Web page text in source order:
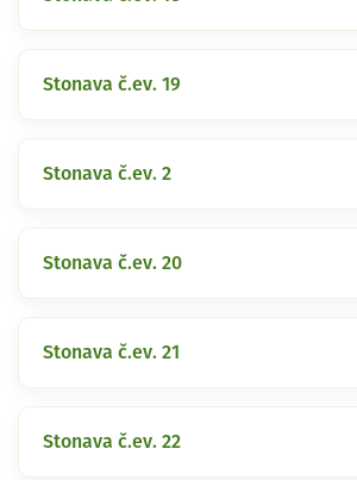
Stonava č.ev. 19
Stonava č.ev. 2
Stonava č.ev. 20
Stonava č.ev. 21
Stonava č.ev. 22